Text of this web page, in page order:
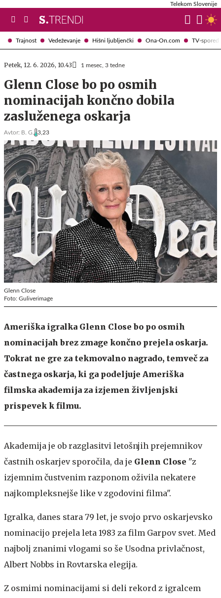
Trajnost Vedeževanje Hišni ljubljenčki Ona-On.com TV-spored
Telekom Slovenije
Petek, 12. 6. 2026, 10.43 1 mesec, 3 tedne
Glenn Close bo po osmih
nominacijah končno dobila
zasluženega oskarja
Avtor: B. G. 3,23
Glenn Close
Foto: Guliverimage
Ameriška igralka Glenn Close bo po osmih
nominacijah brez zmage končno prejela oskarja.
Tokrat ne gre za tekmovalno nagrado, temveč za
častnega oskarja, ki ga podeljuje Ameriška
filmska akademija za izjemen življenjski
prispevek k filmu.
Akademija je ob razglasitvi letošnjih prejemnikov
častnih oskarjev sporočila, da je Glenn Close "z
izjemnim čustvenim razponom oživila nekatere
najkompleksnejše like v zgodovini filma".
Igralka, danes stara 79 let, je svojo prvo oskarjevsko
nominacijo prejela leta 1983 za film Garpov svet. Med
najbolj znanimi vlogami so še Usodna privlačnost,
Albert Nobbs in Rovtarska elegija.
Z osmimi nominacijami si deli rekord z igralcem